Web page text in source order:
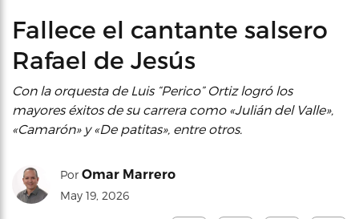
Fallece el cantante salsero
Rafael de Jesús
Con la orquesta de Luis “Perico” Ortiz logró los
mayores éxitos de su carrera como «Julián del Valle»,
«Camarón» y «De patitas», entre otros.
Por Omar Marrero
May 19, 2026